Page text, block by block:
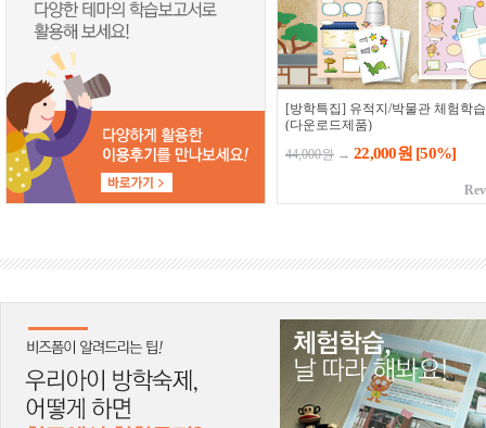
[방학특집] 유적지/박물관 체험학
(다운로드제품)
44,000원 → 22,000원 [50%]